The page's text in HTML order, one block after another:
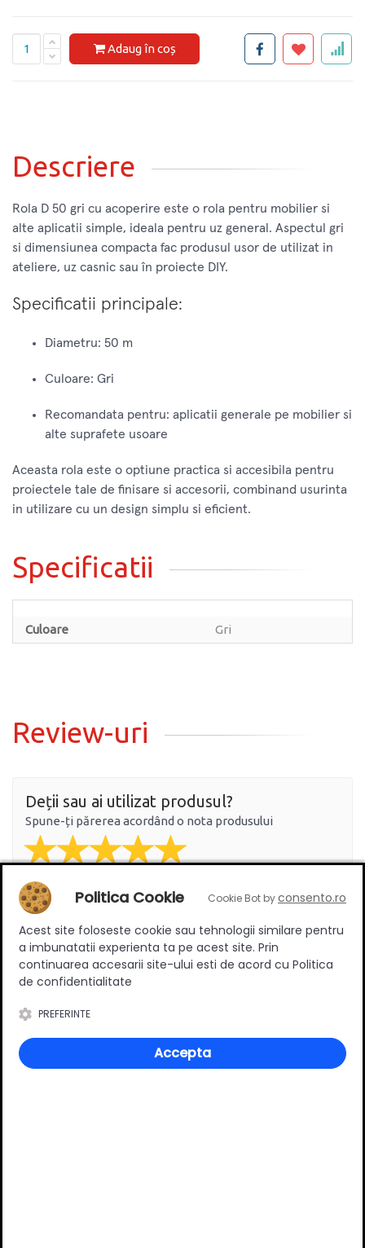
Adaug în coș
Descriere
Rola D 50 gri cu acoperire este o rola pentru mobilier si
alte aplicatii simple, ideala pentru uz general. Aspectul gri
si dimensiunea compacta fac produsul usor de utilizat in
ateliere, uz casnic sau în proiecte DIY.
Specificatii principale:
Diametru: 50 m
Culoare: Gri
Recomandata pentru: aplicatii generale pe mobilier si
alte suprafete usoare
Aceasta rola este o optiune practica si accesibila pentru
proiectele tale de finisare si accesorii, combinand usurinta
in utilizare cu un design simplu si eficient.
Specificatii
Culoare Gri
Review-uri
Deții sau ai utilizat produsul?
Spune-ți părerea acordând o nota produsului
Adaugă un review
Ratingul general al produsului
0(0 review-uri)
Politica Cookie Cookie Bot byconsento.ro
Acest site foloseste cookie sau tehnologii similare pentru
a imbunatatii experienta ta pe acest site. Prin
continuarea accesarii site-ului esti de acord cu Politica
de confidentialitate
PREFERINTE
Accepta